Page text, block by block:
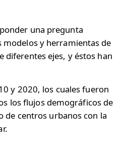
una pregunta
modelos y herramientas de
diferentes ejes, y éstos han
y 2020, los cuales fueron
los flujos demográficos de
de centros urbanos con la